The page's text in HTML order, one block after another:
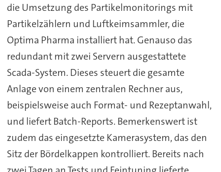
die Umsetzung des Partikelmonitorings mit
Partikelzählern und Luftkeimsammler, die
Optima Pharma installiert hat. Genauso das
redundant mit zwei Servern ausgestattete
Scada-System. Dieses steuert die gesamte
Anlage von einem zentralen Rechner aus,
beispielsweise auch Format- und Rezeptanwahl,
und liefert Batch-Reports. Bemerkenswert ist
zudem das eingesetzte Kamerasystem, das den
Sitz der Bördelkappen kontrolliert. Bereits nach